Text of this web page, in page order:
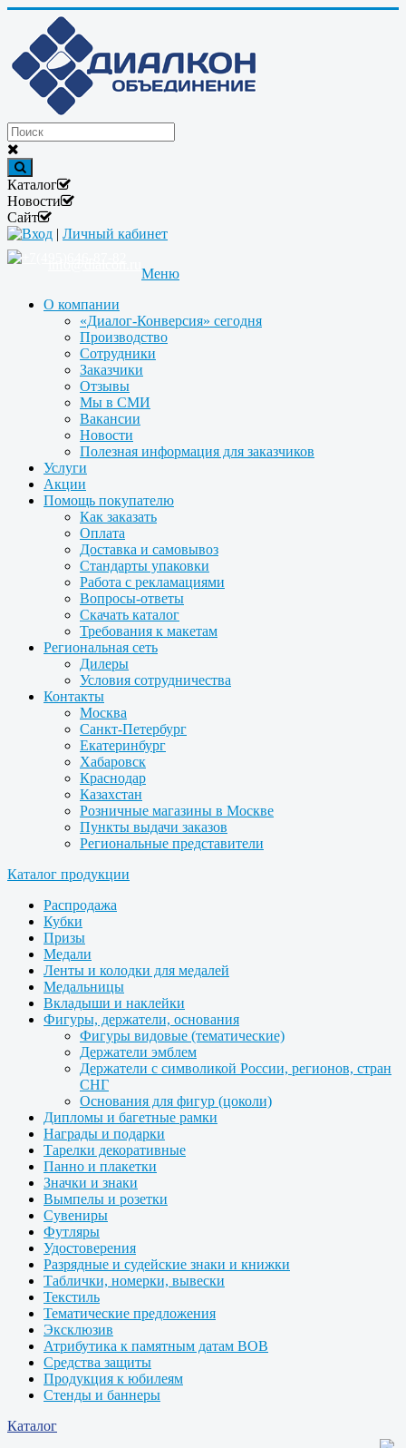
Каталог
Новости
Сайт
Вход | Личный кабинет
Меню
О компании
«Диалог-Конверсия» сегодня
Производство
Сотрудники
Заказчики
Отзывы
Мы в СМИ
Вакансии
Новости
Полезная информация для заказчиков
Услуги
Акции
Помощь покупателю
Как заказать
Оплата
Доставка и самовывоз
Стандарты упаковки
Работа с рекламациями
Вопросы-ответы
Скачать каталог
Требования к макетам
Региональная сеть
Дилеры
Условия сотрудничества
Контакты
Москва
Санкт-Петербург
Екатеринбург
Хабаровск
Краснодар
Казахстан
Розничные магазины в Москве
Пункты выдачи заказов
Региональные представители
Каталог продукции
Распродажа
Кубки
Призы
Медали
Ленты и колодки для медалей
Медальницы
Вкладыши и наклейки
Фигуры, держатели, основания
Фигуры видовые (тематические)
Держатели эмблем
Держатели с символикой России, регионов, стран
СНГ
Основания для фигур (цоколи)
Дипломы и багетные рамки
Награды и подарки
Тарелки декоративные
Панно и плакетки
Значки и знаки
Вымпелы и розетки
Сувениры
Футляры
Удостоверения
Разрядные и судейские знаки и книжки
Таблички, номерки, вывески
Текстиль
Тематические предложения
Эксклюзив
Атрибутика к памятным датам ВОВ
Средства защиты
Продукция к юбилеям
Стенды и баннеры
Каталог